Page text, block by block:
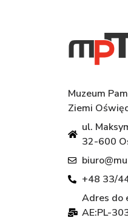
Muzeum
Ziemi
ul.
32-600
+48 33/
Adres do
AE:PL-